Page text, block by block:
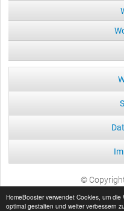
HomeBooster verwendet Cookies, um die
optimal gestalten und weiter verbessern
©